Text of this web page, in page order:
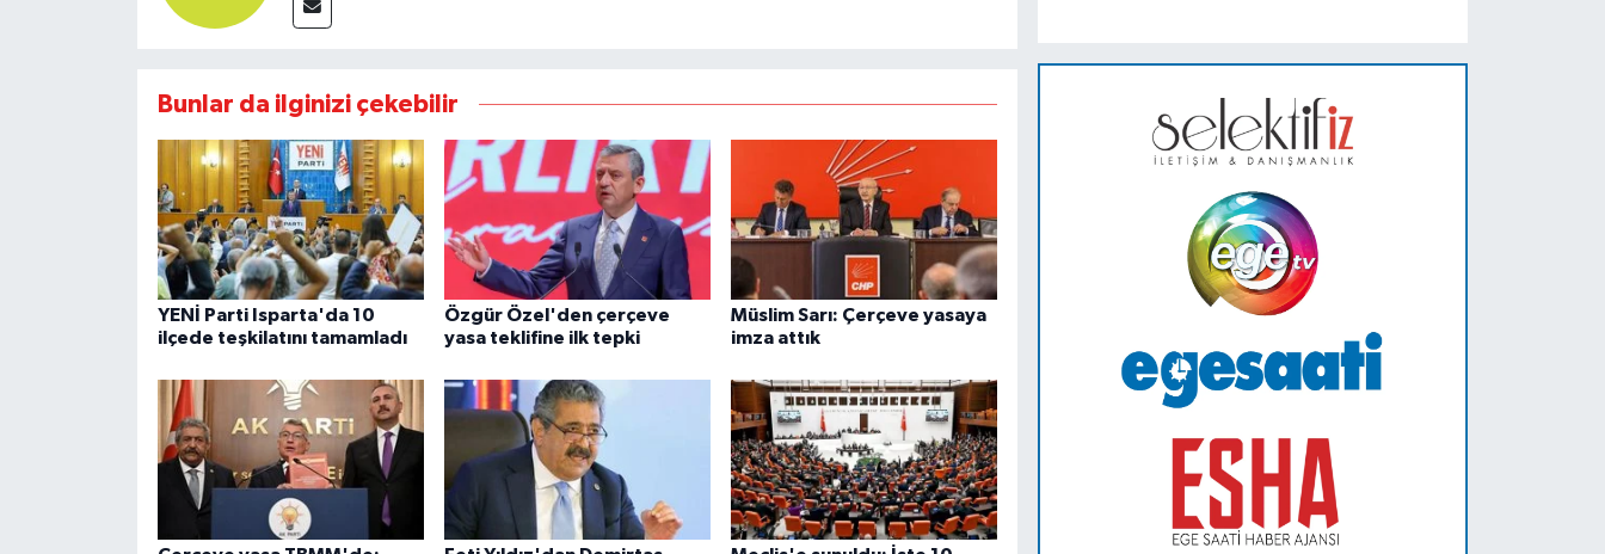
Bunlar da ilginizi çekebilir
YENİ Parti Isparta'da 10
ilçede teşkilatını tamamladı
Özgür Özel'den çerçeve
yasa teklifine ilk tepki
Müslim Sarı: Çerçeve yasaya
imza attık